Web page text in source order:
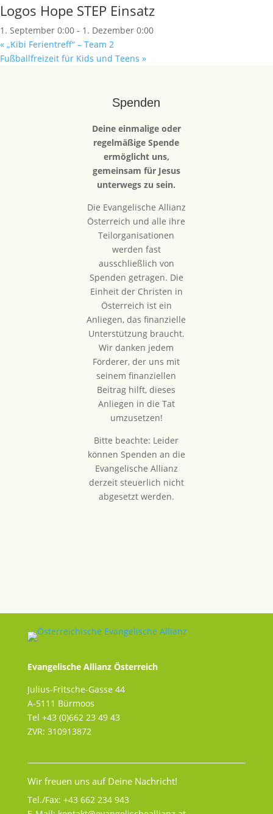
Logos Hope STEP Einsatz
1. September 0:00 - 1. Dezember 0:00
« „Kibi Ferientreff“ – Team 2
Fußballfreizeit für Kids und Teens »
Spenden
Deine einmalige oder
regelmäßige Spende
ermöglicht uns,
gemeinsam für Jesus
unterwegs zu sein.
Die Evangelische Allianz
Österreich und alle ihre
Teilorganisationen
werden fast
ausschließlich von
Spenden getragen. Die
Einheit der Christen in
Österreich ist ein
Anliegen, das finanzielle
Unterstützung braucht.
Wir danken jedem
Förderer, der uns mit
seinem finanziellen
Beitrag hilft, dieses
Anliegen in die Tat
umzusetzen!
Bitte beachte: Leider
können Spenden an die
Evangelische Allianz
derzeit steuerlich nicht
abgesetzt werden.
Evangelische Allianz Österreich
Julius-Fritsche-Gasse 44
A-5111 Bürmoos
Tel +43 (0)662 23 49 43
ZVR: 310913872
Wir freuen uns auf Deine Nachricht!
Tel./Fax: +43 662 234 943